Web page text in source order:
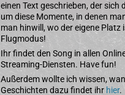
einen Text geschrieben, der
um diese Momente, in denen
man hinwill, wo der eigene
Flugmodus!
Ihr findet den Song in allen
Streaming-Diensten. Have fun!
Außerdem wollte ich wissen,
Geschichten dazu findet ihr hier.